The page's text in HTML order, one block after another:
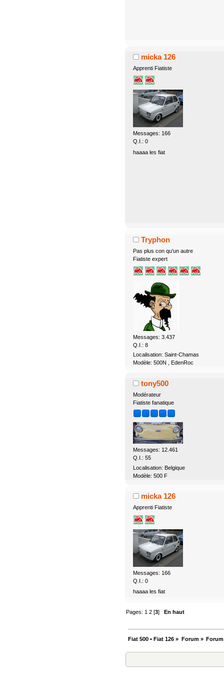
micka 126
Apprenti Fiatiste
Messages: 166
Q.I.: 0
haaaa les fiat
Tryphon
Pas plus con qu'un autre
Fiatiste expert
Messages: 3.437
Q.I.: 8
Localisation: Saint-Chamas
Modèle: 500N , EdenRoc
tony500
Modérateur
Fiatiste fanatique
Messages: 12.461
Q.I.: 55
Localisation: Belgique
Modèle: 500 F
micka 126
Apprenti Fiatiste
Messages: 166
Q.I.: 0
haaaa les fiat
Pages: 1 2 [3]En haut
Fiat 500 • Fiat 126 » Forum»